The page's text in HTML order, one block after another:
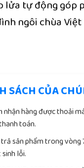
lửa tự động góp
ngôi chùa Việt
SÁCH CỦA
nhận hàng được thoải
toán.
sản phẩm trong vòng
lỗi.